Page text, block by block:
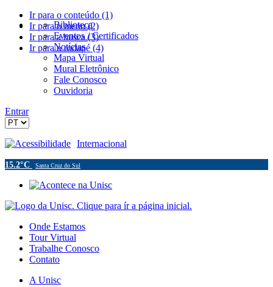
Ir para o conteúdo (1)
Ir para o menu (2)
Ir para a busca (3)
Ir para o rodapé (4)
Biblioteca
Eventos / Certificados
Notícias
Mapa Virtual
Mural Eletrônico
Fale Conosco
Ouvidoria
Entrar
Acessibilidade Internacional
15.2°C Santa Cruz do Sul
Onde Estamos
Tour Virtual
Trabalhe Conosco
Contato
A Unisc